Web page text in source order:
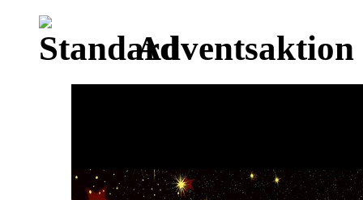
Adventsaktion